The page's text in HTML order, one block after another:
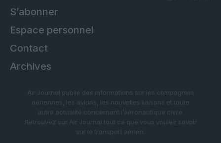
S’abonner
Espace personnel
Contact
Archives